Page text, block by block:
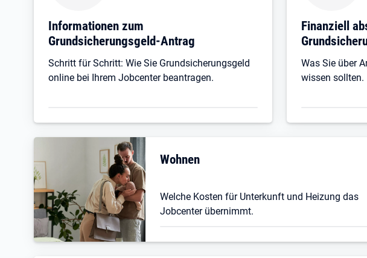
Informationen zum
Grundsicherungsgeld-Antrag
Schritt für Schritt: Wie Sie Grundsicherungsgeld
online bei Ihrem Jobcenter beantragen.
Finanziell
Was Sie über
wissen sollten.
Wohnen
Welche Kosten für Unterkunft und Heizung das
Jobcenter übernimmt.